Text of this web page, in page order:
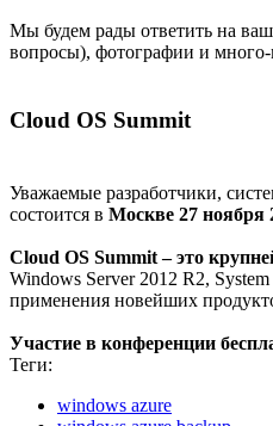
Мы будем рады ответить на
вопросы), фотографии и
Cloud OS Summit
Уважаемые разработчики,
состоится в Москве 27 ноября
Cloud OS Summit– это
Windows Server 2012 R2,
применения новейших
Участие в конференции
Теги:
windows azure